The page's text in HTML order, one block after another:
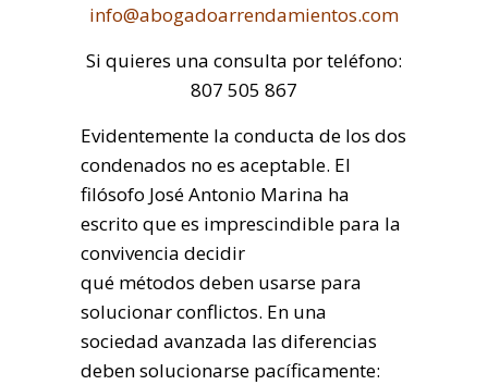
info@abogadoarrendamientos.com
Si quieres una consulta por teléfono:
807 505 867
Evidentemente la conducta de los dos
condenados no es aceptable. El
filósofo José Antonio Marina ha
escrito que es imprescindible para la
convivencia decidir
qué métodos deben usarse para
solucionar conflictos. En una
sociedad avanzada las diferencias
deben solucionarse pacíficamente: